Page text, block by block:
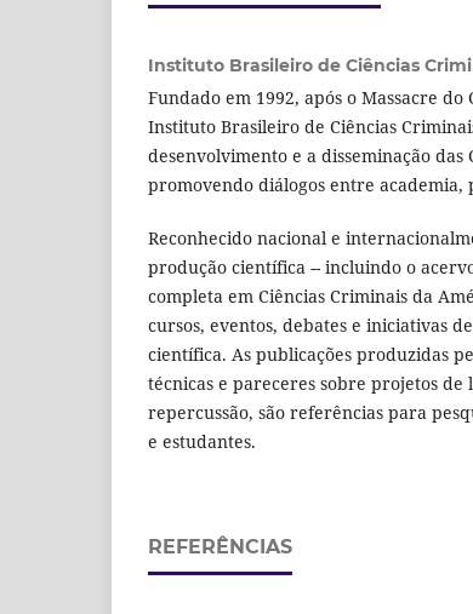
Instituto Brasileiro de Ciências
Fundado em 1992, após o Massacre
Instituto Brasileiro de Ciências
desenvolvimento e a disseminação
promovendo diálogos entre academia,
Reconhecido nacional e
produção científica -- incluindo o
completa em Ciências Criminais da
cursos, eventos, debates e iniciativas
científica. As publicações produzidas
técnicas e pareceres sobre projetos de
repercussão, são referências para
e estudantes.
REFERÊNCIAS